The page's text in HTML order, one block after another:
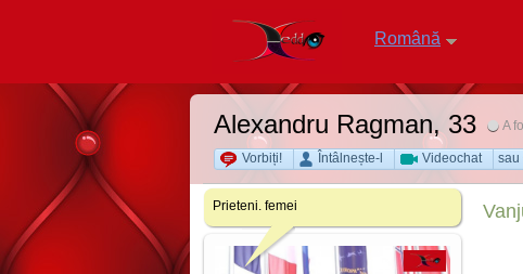
Română
Alexandru Ragman, 33 A
Vorbiți! Întâlnește-l Videochat sau
Prieteni. femei